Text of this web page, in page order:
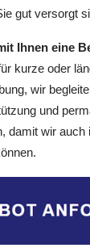
gut versorgt
Ihnen eine
kurze oder
wir
und
damit wir auch